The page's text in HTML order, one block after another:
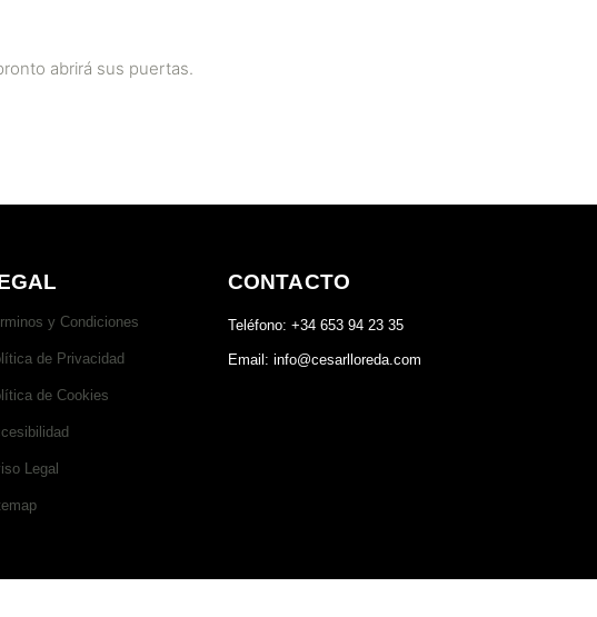
abrirá sus puertas.
y Condiciones
de Privacidad
de Cookies
Legal
CONTACTO
Teléfono: +34 653 94 23 35
Email: info@cesarlloreda.com